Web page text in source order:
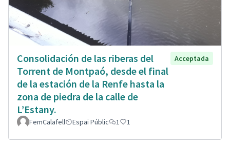
Consolidación de las riberas del
Torrent de Montpaó, desde el final
de la estación de la Renfe hasta la
zona de piedra de la calle de
L’Estany.
Acceptada
FemCalafell Espai Públic 1 1